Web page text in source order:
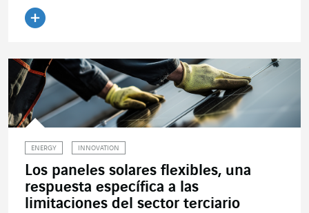
ENERGY INNOVATION
Los paneles solares flexibles, una
respuesta específica a las
limitaciones del sector terciario